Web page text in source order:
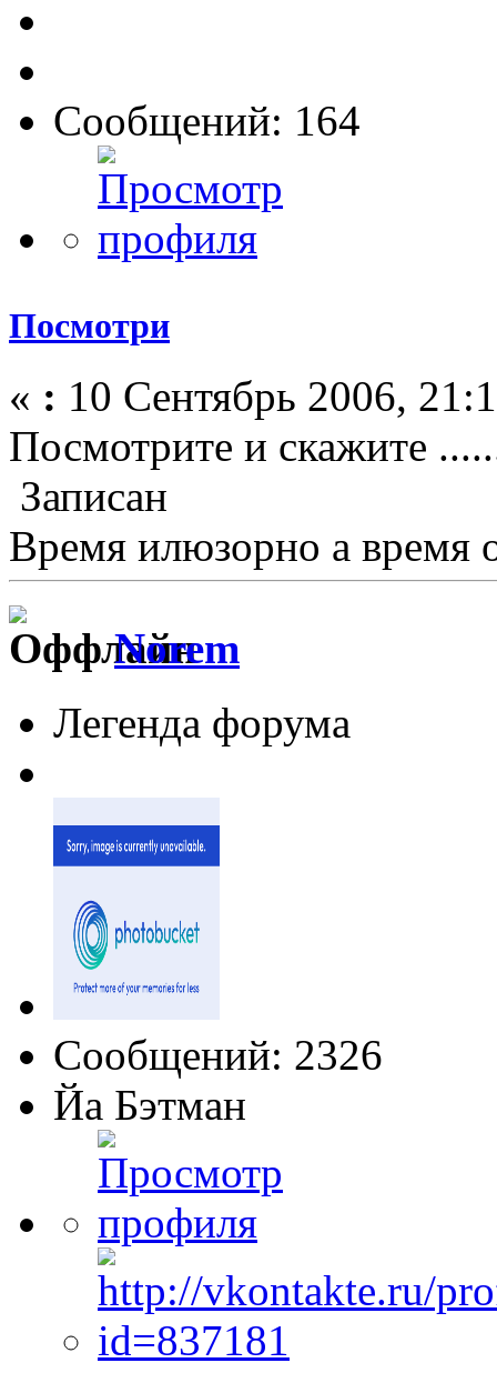
Сообщений: 164
Посмотри
« : 10 Сентябрь 2006,
Посмотрите и скажите
Записан
Время илюзорно а время
Norem
Легенда форума
Сообщений: 2326
Йа Бэтман